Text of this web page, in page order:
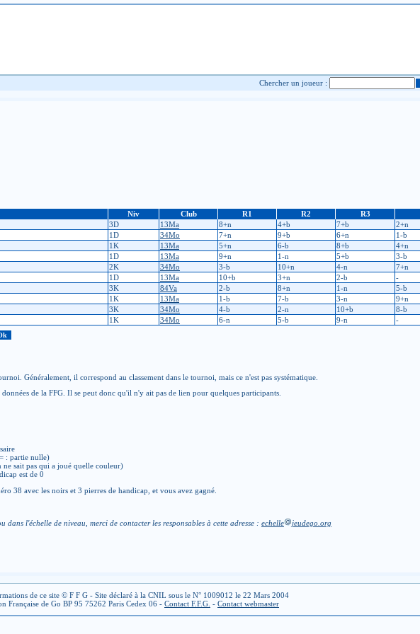
Chercher un joueur :
Niv Club R1 R2 R3
3D 13Ma 8+n 4+b 7+b 2+n
1D 34Mo 7+n 9+b 6+n 1-b
1K 13Ma 5+n 6-b 8+b 4+n
1D 13Ma 9+n 1-n 5+b 3-b
2K 34Mo 3-b 10+n 4-n 7+n
1D 13Ma 10+b 3+n 2-b -
3K 84Va 2-b 8+n 1-n 5-b
1K 13Ma 1-b 7-b 3-n 9+n
3K 34Mo 4-b 2-n 10+b 8-b
1K 34Mo 6-n 5-b 9-n -
Généralement, il correspond au classement dans le tournoi, mais ce n'est pas systématique.
de la FFG. Il se peut donc qu'il n'y ait pas de lien pour quelques participants.
: partie nulle)
sait pas qui a joué quelle couleur)
est de 0
38 avec les noirs et 3 pierres de handicap, et vous avez gagné.
l'échelle de niveau, merci de contacter les responsables à cette adresse : echelle
jeudego.org
de ce site © F F G - Site déclaré à la CNIL sous le N° 1009012 le 22 Mars 2004
Française de Go BP 95 75262 Paris Cedex 06 - Contact F.F.G. - Contact webmaster